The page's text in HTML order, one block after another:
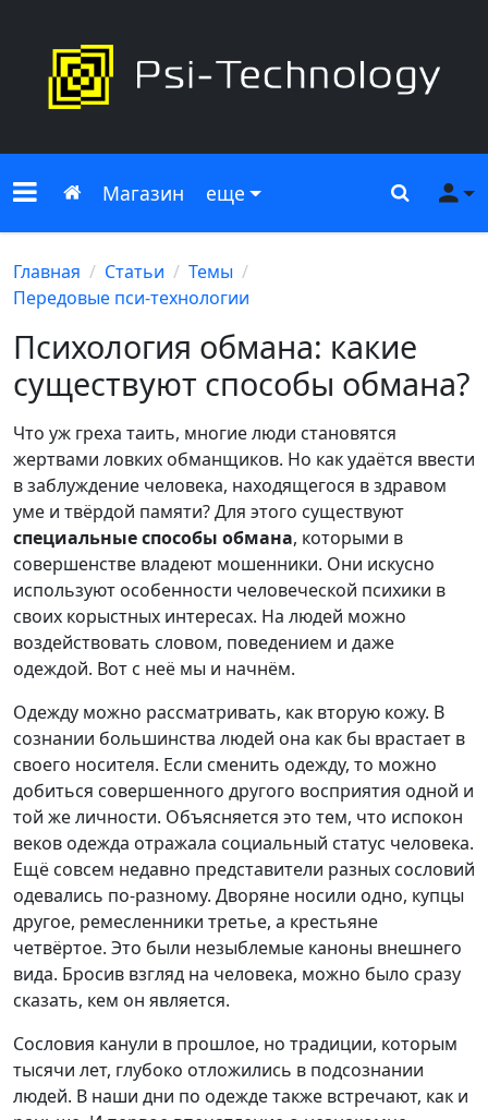
Меню сайта
Главная
Магазин еще Поиск
Главная Статьи
Темы
Передовые пси-технологии
Психология обмана: какие
существуют способы обмана?
Что уж греха таить, многие люди становятся
жертвами ловких обманщиков. Но как удаётся ввести
в заблуждение человека, находящегося в здравом
уме и твёрдой памяти? Для этого существуют
специальные способы обмана, которыми в
совершенстве владеют мошенники. Они искусно
используют особенности человеческой психики в
своих корыстных интересах. На людей можно
воздействовать словом, поведением и даже
одеждой. Вот с неё мы и начнём.
Одежду можно рассматривать, как вторую кожу. В
сознании большинства людей она как бы врастает в
своего носителя. Если сменить одежду, то можно
добиться совершенного другого восприятия одной и
той же личности. Объясняется это тем, что испокон
веков одежда отражала социальный статус человека.
Ещё совсем недавно представители разных сословий
одевались по-разному. Дворяне носили одно, купцы
другое, ремесленники третье, а крестьяне
четвёртое. Это были незыблемые каноны внешнего
вида. Бросив взгляд на человека, можно было сразу
сказать, кем он является.
Сословия канули в прошлое, но традиции, которым
тысячи лет, глубоко отложились в подсознании
людей. В наши дни по одежде также встречают, как и